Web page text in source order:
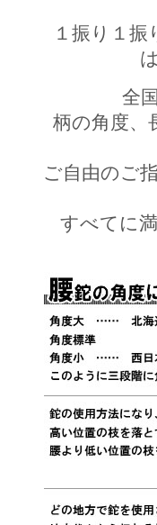
１振り１
全
柄の角度、
ご自由のご
すべてに